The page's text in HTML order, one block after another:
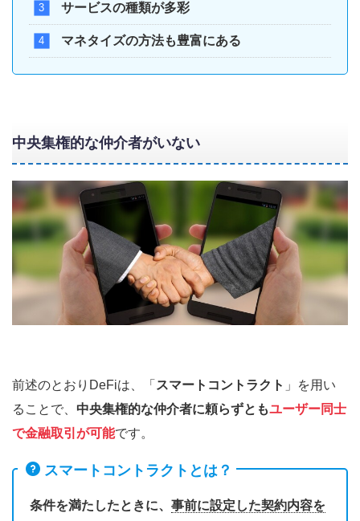
サービスの種類が多彩
マネタイズの方法も豊富にある
中央集権的な仲介者がいない
前述のとおりDeFiは、「 スマートコントラクト 」を用い
ることで、 中央集権的な仲介者に頼らずともユーザー同士
で金融取引が可能です。
スマートコントラクトとは？
条件を満たしたときに、 事前に設定した契約内容を